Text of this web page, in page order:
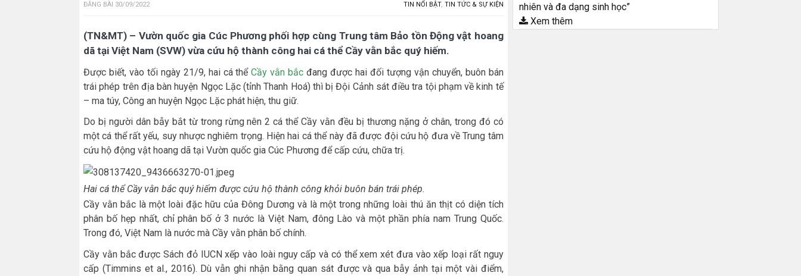
ĐĂNG BÀI 30/09/2022 TIN NỔI BẬT, TIN TỨC & SỰ KIỆN
(TN&MT) – Vườn quốc gia Cúc Phương phối hợp cùng Trung tâm Bảo tồn Động vật hoang
dã tại Việt Nam (SVW) vừa cứu hộ thành công hai cá thể Cầy vằn bắc quý hiếm.
Được biết, vào tối ngày 21/9, hai cá thểCầy vằn bắc đang được hai đối tượng vận chuyển, buôn bán
trái phép trên địa bàn huyện Ngọc Lặc (tỉnh Thanh Hoá) thì bị Đội Cảnh sát điều tra tội phạm về kinh tế
– ma túy, Công an huyện Ngọc Lặc phát hiện, thu giữ.
Do bị người dân bẫy bắt từ trong rừng nên 2 cá thể Cầy vằn đều bị thương nặng ở chân, trong đó có
một cá thể rất yếu, suy nhược nghiêm trọng. Hiện hai cá thể này đã được đội cứu hộ đưa về Trung tâm
cứu hộ động vật hoang dã tại Vườn quốc gia Cúc Phương để cấp cứu, chữa trị.
Hai cá thể Cầy vằn bắc quý hiếm được cứu hộ thành công khỏi buôn bán trái phép.
Cầy vằn bắc là một loài đặc hữu của Đông Dương và là một trong những loài thú ăn thịt có diện tích
phân bố hẹp nhất, chỉ phân bố ở 3 nước là Việt Nam, đông Lào và một phần phía nam Trung Quốc.
Trong đó, Việt Nam là nước mà Cầy vằn phân bố chính.
Cầy vằn bắc được Sách đỏ IUCN xếp vào loài nguy cấp và có thể xem xét đưa vào xếp loại rất nguy
cấp (Timmins et al., 2016). Dù vẫn ghi nhận bằng quan sát được và qua bẫy ảnh tại một vài điểm,
nhiên và đa dạng sinh học”
Xem thêm